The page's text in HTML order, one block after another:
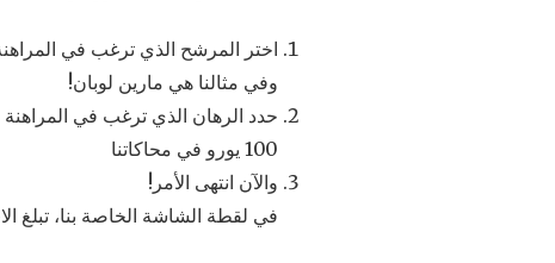
اختر المرشح الذي ترغب في
وفي مثالنا هي مارين لوبان!
حدد الرهان الذي ترغب في المراهنة
100 يورو في محاكاتنا
والآن انتهى الأمر!
في لقطة الشاشة الخاصة بنا، تبلغ الاحتمالات 501 ورهانًا قدره 10 يورو، وفي حالة